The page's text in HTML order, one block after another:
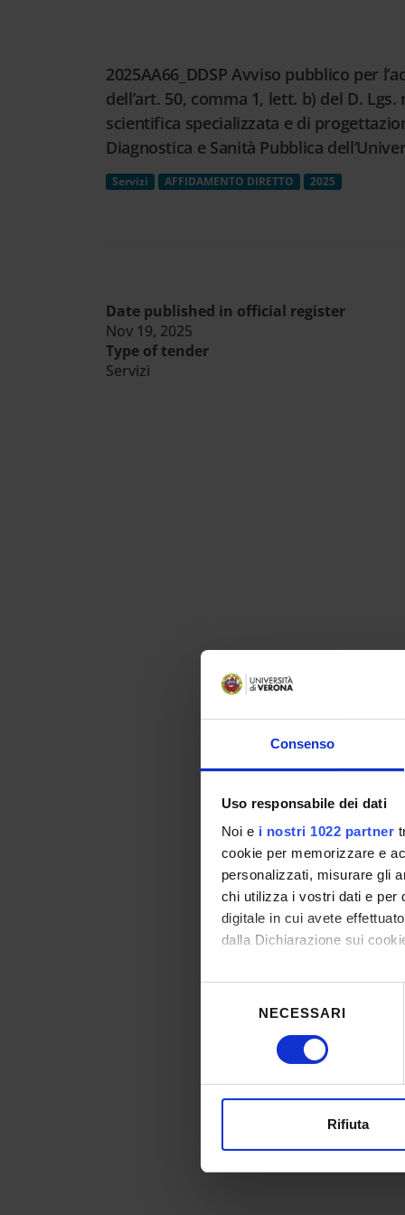
Consenso
Uso responsabile dei dati
Noi e i nostri 1022 partner
cookie per memorizzare e
personalizzati, misurare gli
chi utilizza i vostri dati e per
digitale in cui avete
dalla Dichiarazione sui
Con il tuo consenso,
raccogliere
Approfondisci come
Utilizziamo i cookie per
NECESSARI
Rifiuta
2025AA66_DDSP Avviso pubblico per
dell’art. 50, comma 1, lett. b) del D.
scientifica specializzata e di
Diagnostica e Sanità Pubblica
Servizi AFFIDAMENTO DIRETTO 2025
Date published in official register
Nov 19, 2025
Type of tender
Servizi